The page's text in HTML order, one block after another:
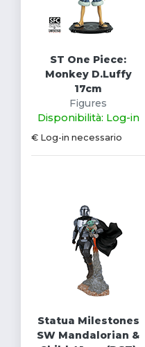
ST One Piece:
Monkey D.Luffy
17cm
Figures
Disponibilità: Log-in
€ Log-in necessario
Statua Milestones
SW Mandalorian &